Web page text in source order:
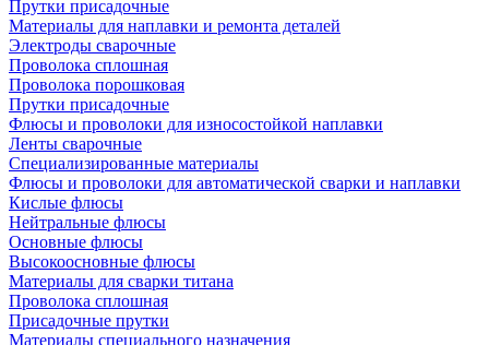
Прутки присадочные
Материалы для наплавки и ремонта деталей
Электроды сварочные
Проволока сплошная
Проволока порошковая
Прутки присадочные
Флюсы и проволоки для износостойкой наплавки
Ленты сварочные
Специализированные материалы
Флюсы и проволоки для автоматической сварки и наплавки
Кислые флюсы
Нейтральные флюсы
Основные флюсы
Высокоосновные флюсы
Материалы для сварки титана
Проволока сплошная
Присадочные прутки
Материалы специального назначения